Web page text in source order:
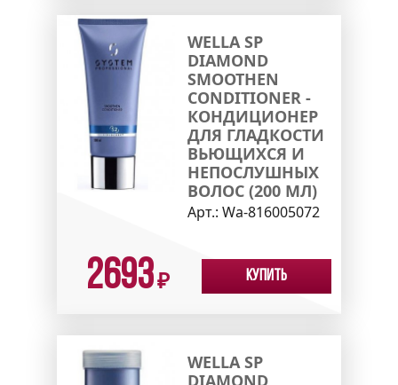
WELLA SP
DIAMOND
SMOOTHEN
CONDITIONER -
КОНДИЦИОНЕР
ДЛЯ ГЛАДКОСТИ
ВЬЮЩИХСЯ И
НЕПОСЛУШНЫХ
ВОЛОС (200 МЛ)
Арт.: Wa-816005072
2693₽ Купить
WELLA SP